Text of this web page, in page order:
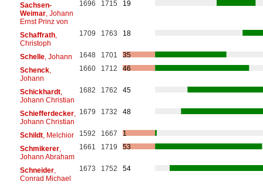
Sachsen-
Weimar, Johann
Ernst Prinz von
1696 1715 19
Schaffrath,
Christoph
1709 1763 18
Schelle, Johann 1648 1701
35
Schenck,
Johann
1660 1712 46
Schickhardt,
Johann Christian
1682 1762 45
Schiefferdecker,
Johann Christian
1679 1732 48
Schildt, Melchior 1592 1667
1
Schmikerer,
Johann Abraham
1661 1719 53
Schneider,
Conrad Michael
1673 1752 54